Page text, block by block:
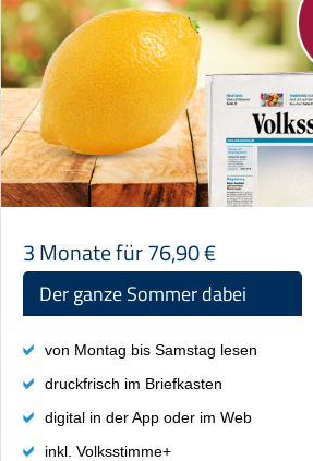
digital in der App oder im Web
inkl. Volksstimme+
automatisches Ende nach 3 Monaten
Preis: 76,90 €
3 Monate für 76,90 €
Der ganze Sommer dabei
von Montag bis Samstag lesen
druckfrisch im Briefkasten
digital in der App oder im Web
inkl. Volksstimme+